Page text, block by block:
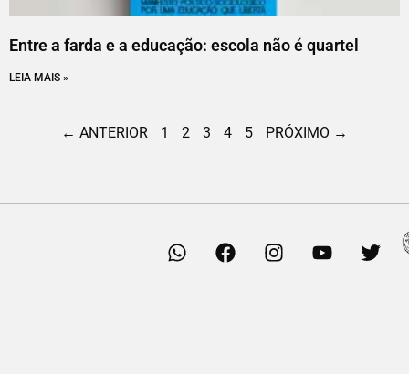
Entre a farda e a educação: escola não é quartel
LEIA MAIS »
← ANTERIOR 1 2 3 4 5 PRÓXIMO →